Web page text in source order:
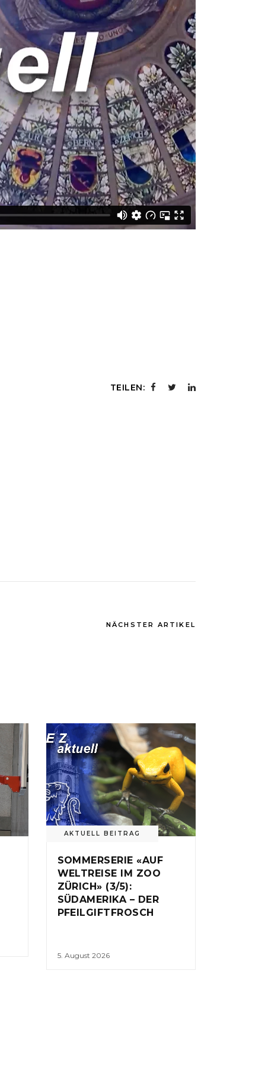
TEILEN:
NÄCHSTER ARTIKEL
AKTUELL BEITRAG
SOMMERSERIE «AUF
WELTREISE IM ZOO
ZÜRICH» (3/5):
SÜDAMERIKA – DER
PFEILGIFTFROSCH
5. August 2026